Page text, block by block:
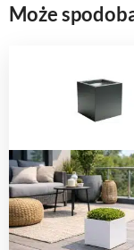
Może